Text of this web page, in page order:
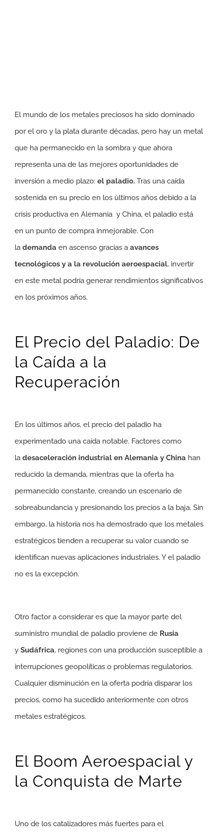
El mundo de los metales preciosos ha sido dominado
por el oro y la plata durante décadas, pero hay un metal
que ha permanecido en la sombra y que ahora
representa una de las mejores oportunidades de
inversión a medio plazo: el paladio. Tras una caída
sostenida en su precio en los últimos años debido a la
crisis productiva en Alemania y China, el paladio está
en un punto de compra inmejorable. Con
la demanda en ascenso gracias a avances
tecnológicos y a la revolución aeroespacial, invertir
en este metal podría generar rendimientos significativos
en los próximos años.
El Precio del Paladio: De
la Caída a la
Recuperación
En los últimos años, el precio del paladio ha
experimentado una caída notable. Factores como
la desaceleración industrial en Alemania y China han
reducido la demanda, mientras que la oferta ha
permanecido constante, creando un escenario de
sobreabundancia y presionando los precios a la baja. Sin
embargo, la historia nos ha demostrado que los metales
estratégicos tienden a recuperar su valor cuando se
identifican nuevas aplicaciones industriales. Y el paladio
no es la excepción.
Otro factor a considerar es que la mayor parte del
suministro mundial de paladio proviene de Rusia
y Sudáfrica, regiones con una producción susceptible a
interrupciones geopolíticas o problemas regulatorios.
Cualquier disminución en la oferta podría disparar los
precios, como ha sucedido anteriormente con otros
metales estratégicos.
El Boom Aeroespacial y
la Conquista de Marte
Uno de los catalizadores más fuertes para el